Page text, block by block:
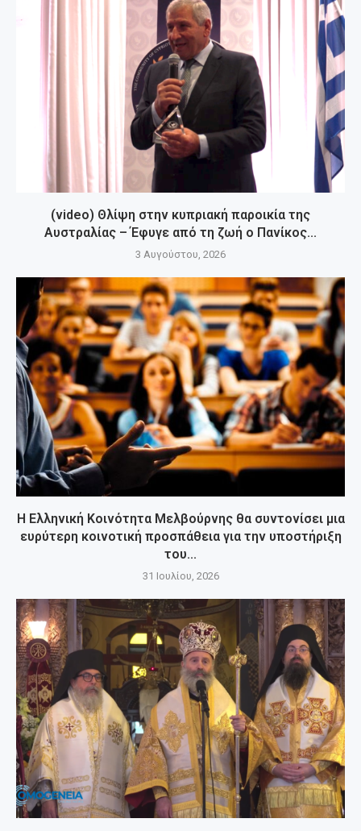
(video) Θλίψη στην κυπριακή παροικία της
Αυστραλίας – Έφυγε από τη ζωή ο Πανίκος...
3 Αυγούστου, 2026
Η Ελληνική Κοινότητα Μελβούρνης θα συντονίσει μια
ευρύτερη κοινοτική προσπάθεια για την υποστήριξη
του...
31 Ιουλίου, 2026